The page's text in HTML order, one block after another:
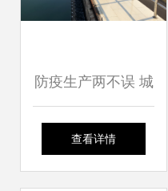
防疫生产两不误 城
市供水助力企业复
查看详情